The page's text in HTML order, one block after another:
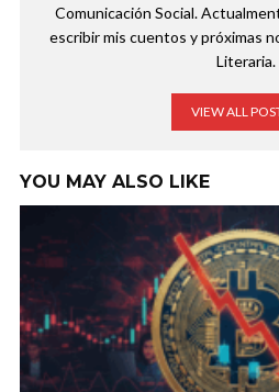
Comunicación Social.
escribir mis cuentos y próximas
Literaria.
VIEW ALL
YOU MAY ALSO LIKE